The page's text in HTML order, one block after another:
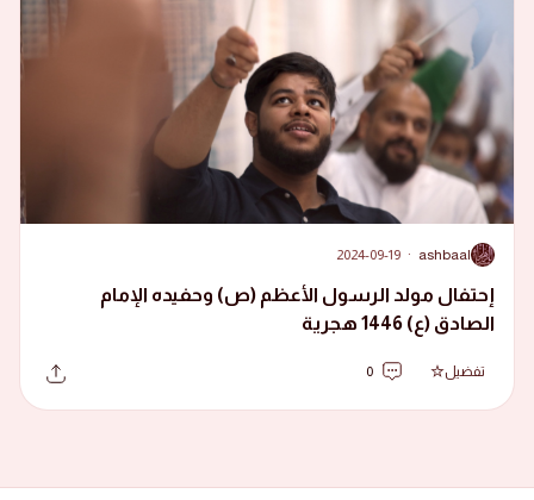
A
ashbaal
·
2024-09-19
إحتفال مولد الرسول الأعظم (ص) وحفيده الإمام
الصادق (ع) 1446 هجرية
تفضيل 0